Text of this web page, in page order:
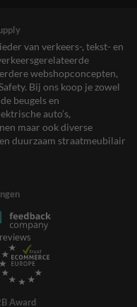
van verkeers-, tekst- en
webshopconcepten,
Bij ons koop je zowel
beugels en
auto’s,
maar ook diverse
duurzaam straatmeubilair
reviews
Award